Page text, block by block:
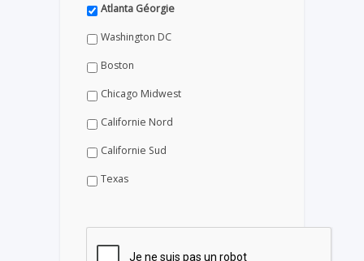
Atlanta Géorgie
Washington DC
Boston
Chicago Midwest
Californie Nord
Californie Sud
Texas